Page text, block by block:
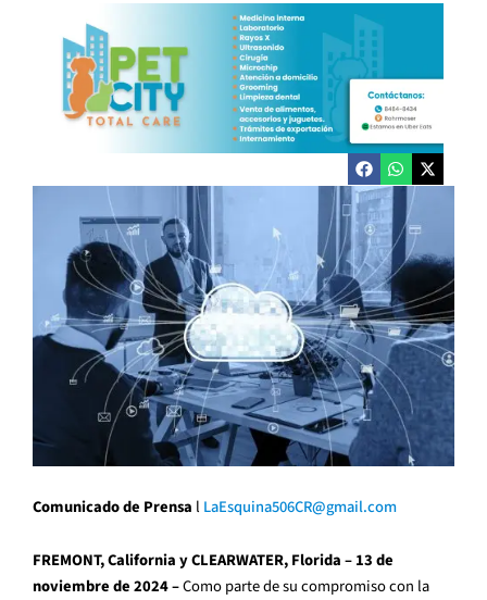
Comunicado de Prensa l LaEsquina506CR@gmail.com
FREMONT, California y CLEARWATER, Florida – 13 de
noviembre de 2024 –Como parte de su compromiso con la